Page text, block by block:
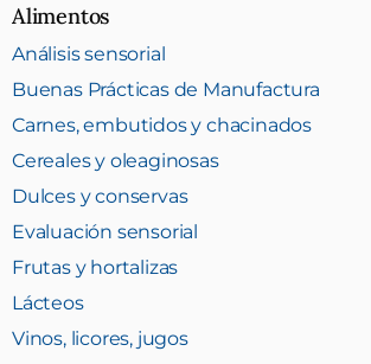
Alimentos
Análisis sensorial
Buenas Prácticas de Manufactura
Carnes, embutidos y chacinados
Cereales y oleaginosas
Dulces y conservas
Evaluación sensorial
Frutas y hortalizas
Lácteos
Vinos, licores, jugos